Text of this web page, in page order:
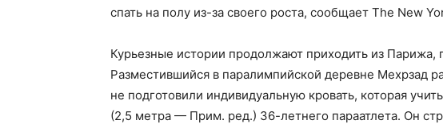
спать на полу из-за своего роста, сообщает The New
Курьезные истории продолжают приходить из Парижа,
Разместившийся в паралимпийской деревне Мехрзад
не подготовили индивидуальную кровать, которая
(2,5 метра — Прим. ред.) 36-летнего параатлета. Он